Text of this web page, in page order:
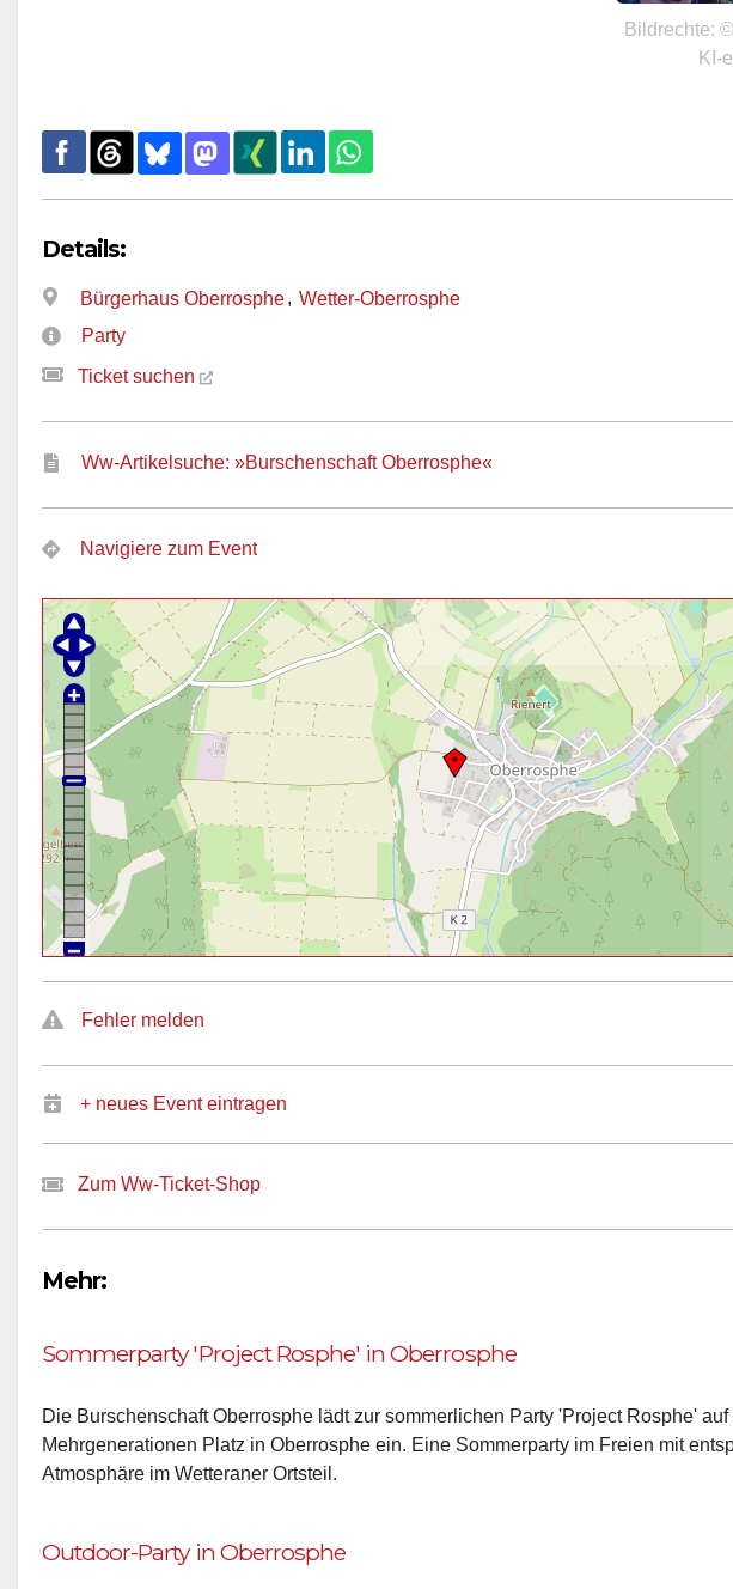
Bildrechte:
KI-
Details:
Bürgerhaus Oberrosphe, Wetter-Oberrosphe
Party
Ticket suchen
Ww-Artikelsuche: »Burschenschaft Oberrosphe«
Navigiere zum Event
Fehler melden
+ neues Event eintragen
Zum Ww-Ticket-Shop
Mehr:
Sommerparty 'Project Rosphe' in Oberrosphe
Die Burschenschaft Oberrosphe lädt zur sommerlichen Party 'Project Rosphe' auf
Mehrgenerationen Platz in Oberrosphe ein. Eine Sommerparty im Freien mit
Atmosphäre im Wetteraner Ortsteil.
Outdoor-Party in Oberrosphe